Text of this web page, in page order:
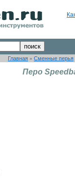
Главная » Сменные перья
Перо